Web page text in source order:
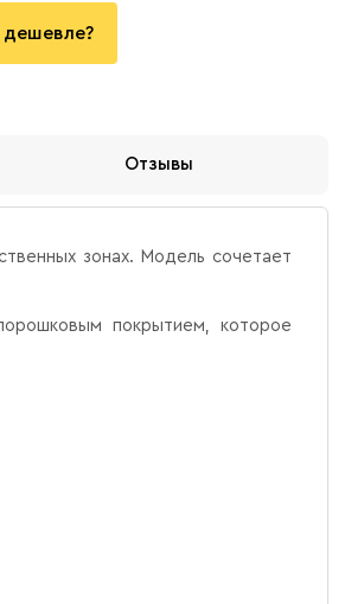
Отзывы
зонах. Модель сочетает
покрытием, которое